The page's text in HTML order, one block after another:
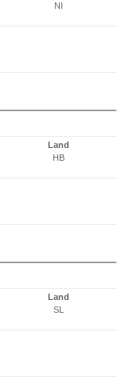
NI
Land
HB
Land
SL